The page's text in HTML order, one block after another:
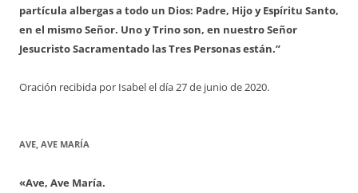
partícula albergas a todo un Dios: Padre, Hijo y Espíritu Santo,
en el mismo Señor. Uno y Trino son, en nuestro Señor
Jesucristo Sacramentado las Tres Personas están.”
Oración recibida por Isabel el día 27 de junio de 2020.
AVE, AVE MARÍA
«Ave, Ave María.